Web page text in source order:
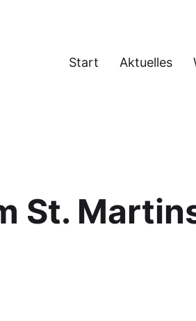
Start Aktuelles
St.